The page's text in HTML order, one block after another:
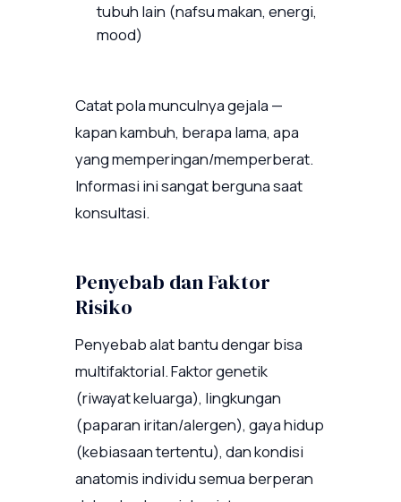
tubuh lain (nafsu makan, energi,
mood)
Catat pola munculnya gejala —
kapan kambuh, berapa lama, apa
yang memperingan/memperberat.
Informasi ini sangat berguna saat
konsultasi.
Penyebab dan Faktor
Risiko
Penyebab alat bantu dengar bisa
multifaktorial. Faktor genetik
(riwayat keluarga), lingkungan
(paparan iritan/alergen), gaya hidup
(kebiasaan tertentu), dan kondisi
anatomis individu semua berperan